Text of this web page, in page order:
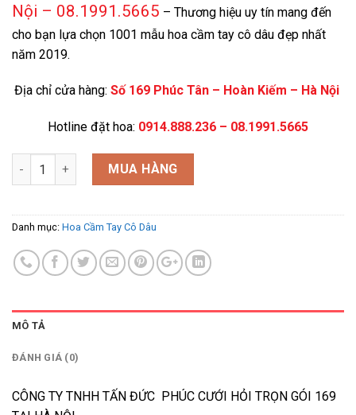
Nội – 08.1991.5665 – Thương hiệu uy tín mang đến
cho bạn lựa chọn 1001 mẫu hoa cầm tay cô dâu đẹp nhất
năm 2019.
Địa chỉ cửa hàng: Số 169 Phúc Tân – Hoàn Kiếm – Hà Nội
Hotline đặt hoa: 0914.888.236 – 08.1991.5665
HT-90013 số lượngMUA HÀNG
Danh mục: Hoa Cầm Tay Cô Dâu
MÔ TẢ
ĐÁNH GIÁ (0)
CÔNG TY TNHH TẤN ĐỨC PHÚC CƯỚI HỎI TRỌN GÓI 169